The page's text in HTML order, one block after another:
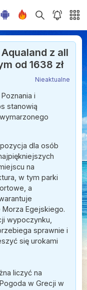
z all
od 1638 zł
Nieaktualne
i
stanowią
dla osób
na
w tym parki
a
Egejskiego.
wypoczynku,
sprawnie i
się urokami
liczyć na
w Grecji w